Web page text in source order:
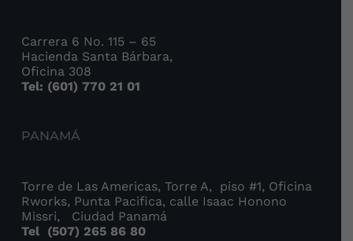
Carrera 6 No. 115 – 65
Hacienda Santa Bárbara,
Oficina 308
Tel: (601) 770 21 01
PANAMÁ
Torre de Las Americas, Torre A, piso #1, Oficina
Rworks, Punta Pacifica, calle Isaac Honono
Missri, Ciudad Panamá
Tel (507) 265 86 80